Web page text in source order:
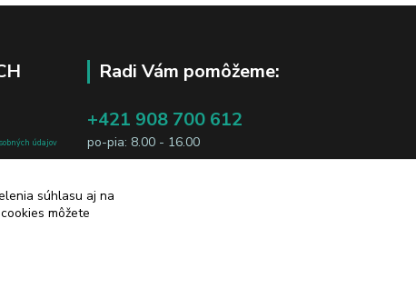
údajov
údajov
Radi Vám pomôžeme:
+421 908 700 612
po-pia: 8.00 - 16.00
súhlasu aj na
môžete